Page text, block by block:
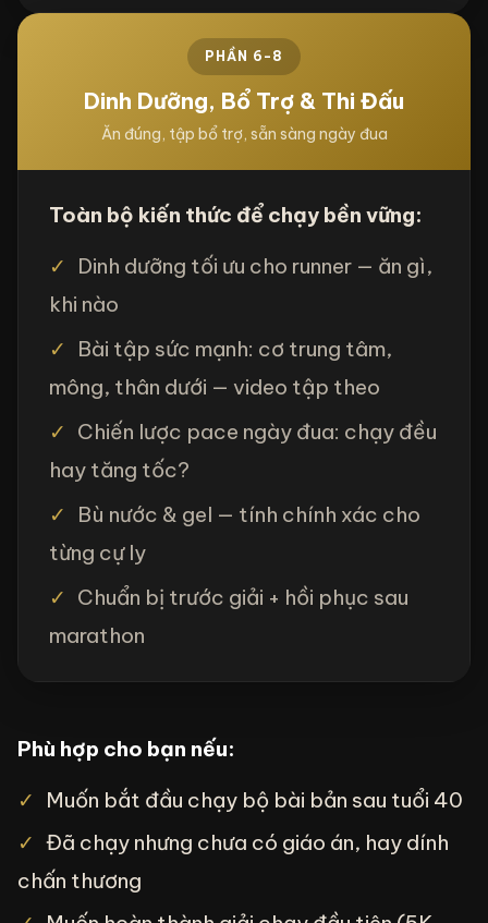
PHẦN 6-8
Dinh Dưỡng, Bổ Trợ & Thi Đấu
Ăn đúng, tập bổ trợ, sẵn sàng ngày đua
Toàn bộ kiến thức để chạy bền vững:
✓
Dinh dưỡng tối ưu cho runner — ăn gì,
khi nào
✓
Bài tập sức mạnh: cơ trung tâm,
mông, thân dưới — video tập theo
✓ Chiến lược pace ngày đua: chạy đều
hay tăng tốc?
✓
Bù nước & gel — tính chính xác cho
từng cự ly
✓ Chuẩn bị trước giải + hồi phục sau
marathon
Phù hợp cho bạn nếu:
✓
Muốn bắt đầu chạy bộ bài bản sau tuổi 40
✓ Đã chạy nhưng chưa có giáo án, hay dính
chấn thương